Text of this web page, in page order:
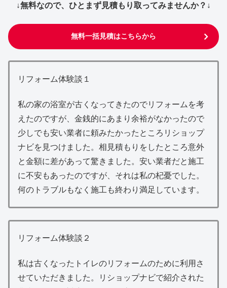
↓無料なので、ひとまず見積もり取ってみませんか？↓
無料一括見積はこちらから
リフォーム体験談１
私の家の浴室が古くなってきたのでリフォームを考
えたのですが、金銭的にあまり余裕がなかったので
少しでも安い業者に頼みたかったところリショップ
ナビを見つけました。相見積もりをしたところ意外
と金額に差があって驚きました。安い業者だと施工
に不安もあったのですが、それは私の杞憂でした。
何のトラブルもなく施工も終わり満足しています。
リフォーム体験談２
私は古くなったトイレのリフォームのために利用さ
せていただきました。リショップナビで紹介された